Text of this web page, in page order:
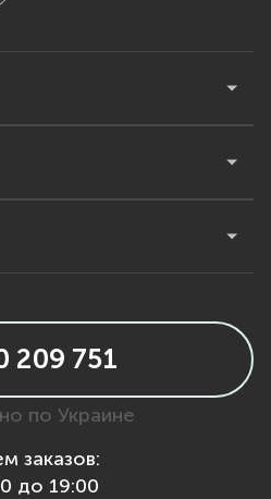
209 751
по Украине
заказов:
до 19:00